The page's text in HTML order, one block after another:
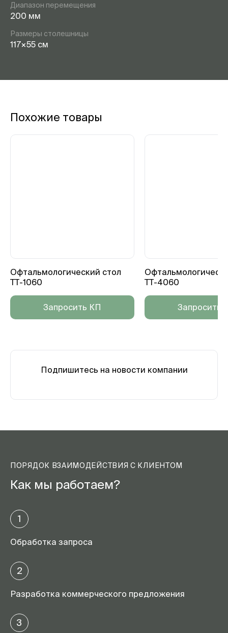
Диапазон перемещения
200 мм
Размеры столешницы
117×55 см
Похожие товары
Офтальмологический стол
TT-1060
Запросить КП
TT-4060
Запросить
Подпишитесь на новости компании
ПОРЯДОК ВЗАИМОДЕЙСТВИЯ С КЛИЕНТОМ
Как мы работаем?
1
Обработка запроса
2
Разработка коммерческого предложения
3